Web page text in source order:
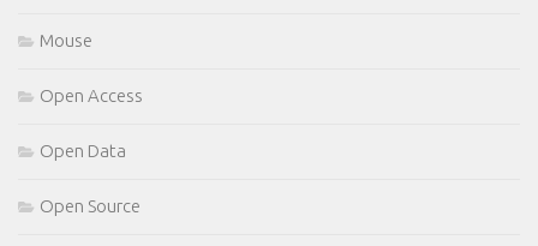
Mouse
Open Access
Open Data
Open Source